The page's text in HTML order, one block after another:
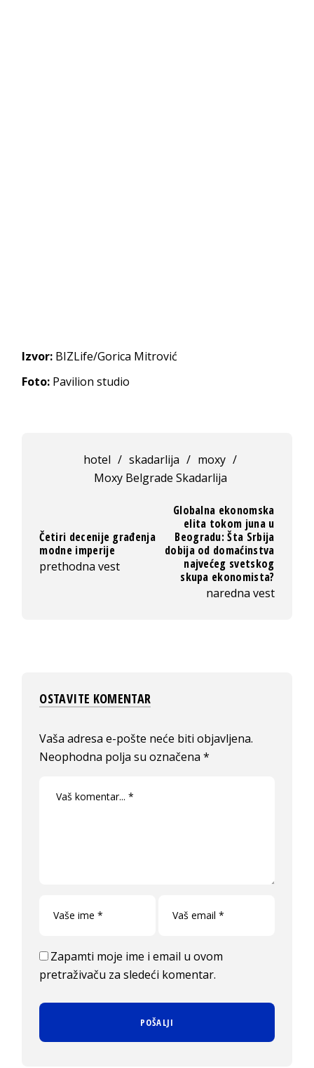
Izvor: BIZLife/Gorica Mitrović
Foto: Pavilion studio
hotel / skadarlija / moxy /
Moxy Belgrade Skadarlija
Četiri decenije građenja
modne imperije
prethodna vest
Globalna ekonomska
elita tokom juna u
Beogradu: Šta Srbija
dobija od domaćinstva
najvećeg svetskog
skupa ekonomista?
naredna vest
OSTAVITE KOMENTAR
Vaša adresa e-pošte neće biti objavljena.
Neophodna polja su označena*
Zapamti moje ime i email u ovom
pretraživaču za sledeći komentar.